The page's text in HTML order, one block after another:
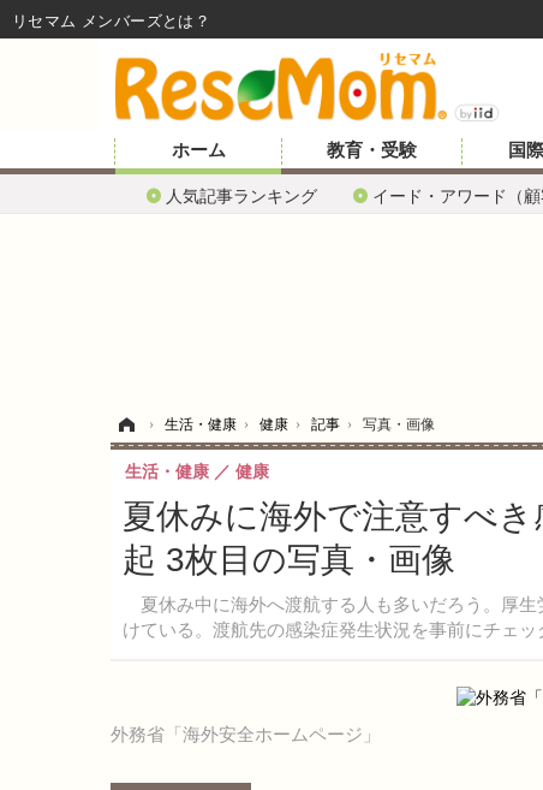
ホーム
人気記事ランキング イード・アワード（顧
教育・受験 国
› 生活・健康 › 健康 › 記事 › 写真・画像
夏休みに海外で注意すべ
起 3枚目の写真・画像
夏休み中に海外へ渡航する人も多いだろう。厚
けている。渡航先の感染症発生状況を事前にチェッ
生活・健康 健康
外務省「海外安全ホームページ」
リセマム メンバーズ